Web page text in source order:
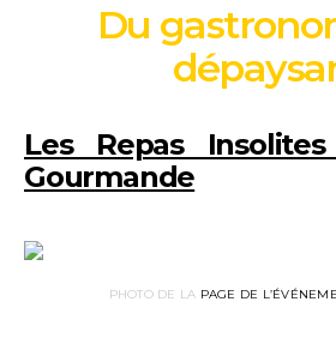
Du
Les Repas
Gourmande
PHOTO DE LA PAGE DE